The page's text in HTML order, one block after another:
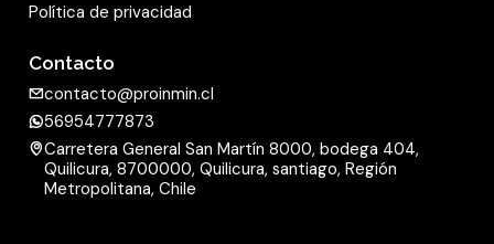
Política de privacidad
Contacto
contacto@proinmin.cl
56954777873
Carretera General San Martín 8000, bodega 404,
Quilicura, 8700000, Quilicura, santiago, Región
Metropolitana, Chile